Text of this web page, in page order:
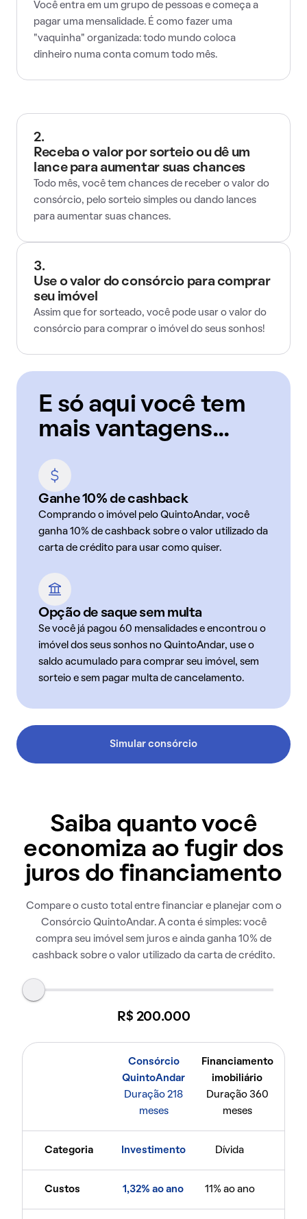
Você entra em um grupo de pessoas e começa a
pagar uma mensalidade. É como fazer uma
"vaquinha" organizada: todo mundo coloca
dinheiro numa conta comum todo mês.
2.
Receba o valor por sorteio ou dê um
lance para aumentar suas chances
Todo mês, você tem chances de receber o valor do
consórcio, pelo sorteio simples ou dando lances
para aumentar suas chances.
3.
Use o valor do consórcio para comprar
seu imóvel
Assim que for sorteado, você pode usar o valor do
consórcio para comprar o imóvel do seus sonhos!
E só aqui você tem
mais vantagens...
Ganhe 10% de cashback
Comprando o imóvel pelo QuintoAndar, você
ganha 10% de cashback sobre o valor utilizado da
carta de crédito para usar como quiser.
Opção de saque sem multa
Se você já pagou 60 mensalidades e encontrou o
imóvel dos seus sonhos no QuintoAndar, use o
saldo acumulado para comprar seu imóvel, sem
sorteio e sem pagar multa de cancelamento.
Simular consórcio
Saiba quanto você
economiza ao fugir dos
juros do financiamento
Compare o custo total entre financiar e planejar com o
Consórcio QuintoAndar. A conta é simples: você
compra seu imóvel sem juros e ainda ganha 10% de
cashback sobre o valor utilizado da carta de crédito.
R$ 200.000
Consórcio
QuintoAndar
Duração 218
meses
Financiamento
imobiliário
Duração 360
meses
Categoria Investimento Dívida
Custos 1,32% ao ano 11% ao ano